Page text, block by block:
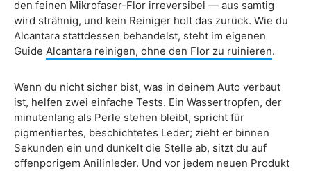
den feinen Mikrofaser-Flor irreversibel — aus samtig
wird strähnig, und kein Reiniger holt das zurück. Wie du
Alcantara stattdessen behandelst, steht im eigenen
Guide Alcantara reinigen, ohne den Flor zu ruinieren.
Wenn du nicht sicher bist, was in deinem Auto verbaut
ist, helfen zwei einfache Tests. Ein Wassertropfen, der
minutenlang als Perle stehen bleibt, spricht für
pigmentiertes, beschichtetes Leder; zieht er binnen
Sekunden ein und dunkelt die Stelle ab, sitzt du auf
offenporigem Anilinleder. Und vor jedem neuen Produkt